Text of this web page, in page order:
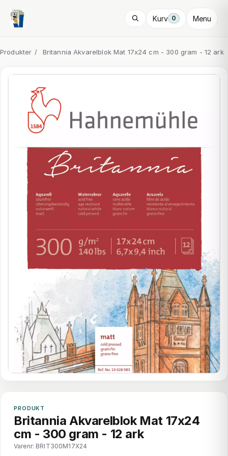
Kurv 0 Menu
Produkter / Britannia Akvarelblok Mat 17x24 cm - 300 gram - 12 ark
PRODUKT
Britannia Akvarelblok Mat 17x24
cm - 300 gram - 12 ark
Varenr: BRIT300M17X24